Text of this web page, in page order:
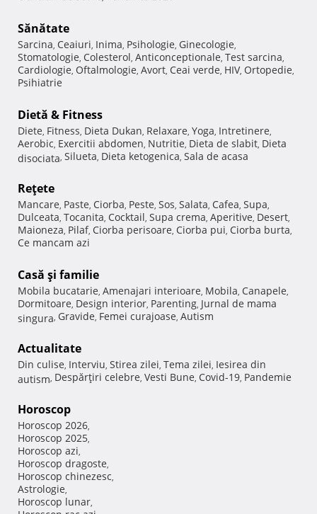
Sănătate
Sarcina, Ceaiuri, Inima, Psihologie, Ginecologie,
Stomatologie, Colesterol, Anticonceptionale, Test sarcina,
Cardiologie, Oftalmologie, Avort, Ceai verde, HIV, Ortopedie,
Psihiatrie
Dietă & Fitness
Diete, Fitness, Dieta Dukan, Relaxare, Yoga, Intretinere,
Aerobic, Exercitii abdomen, Nutritie, Dieta de slabit, Dieta
disociata, Silueta, Dieta ketogenica, Sala de acasa
Reţete
Mancare, Paste, Ciorba, Peste, Sos, Salata, Cafea, Supa,
Dulceata, Tocanita, Cocktail, Supa crema, Aperitive, Desert,
Maioneza, Pilaf, Ciorba perisoare, Ciorba pui, Ciorba burta,
Ce mancam azi
Casă şi familie
Mobila bucatarie, Amenajari interioare, Mobila, Canapele,
Dormitoare, Design interior, Parenting, Jurnal de mama
singura, Gravide, Femei curajoase, Autism
Actualitate
Din culise, Interviu, Stirea zilei, Tema zilei, Iesirea din
autism, Despărţiri celebre, Vesti Bune, Covid-19, Pandemie
Horoscop
Horoscop 2026,
Horoscop 2025,
Horoscop azi,
Horoscop dragoste,
Horoscop chinezesc,
Astrologie,
Horoscop lunar,